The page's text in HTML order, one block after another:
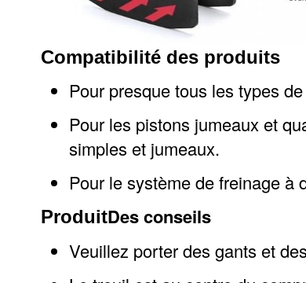
Compatibilité des produits
Pour presque tous les types
Pour les pistons jumeaux et
simples et jumeaux.
Pour le système de freinage à
ProduitDes conseils
Veuillez porter des gants et